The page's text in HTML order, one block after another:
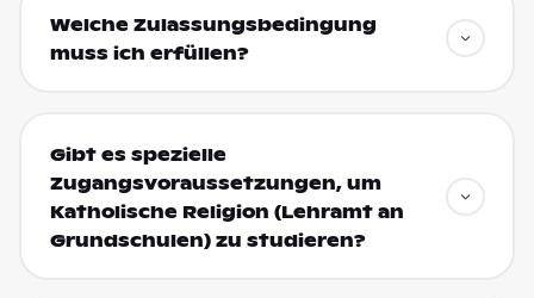
Welche Zulassungsbedingung
muss ich erfüllen?
Gibt es spezielle
Zugangsvoraussetzungen, um
Katholische Religion (Lehramt an
Grundschulen) zu studieren?